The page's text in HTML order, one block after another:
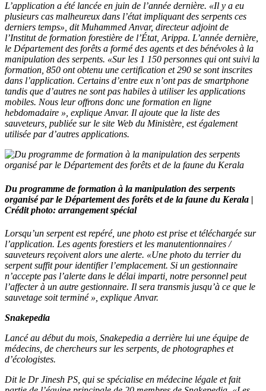
L’application a été lancée en juin de l’année dernière. «Il y a eu
plusieurs cas malheureux dans l’état impliquant des serpents ces
derniers temps», dit Muhammed Anvar, directeur adjoint de
l’Institut de formation forestière de l’État, Arippa. L’année dernière,
le Département des forêts a formé des agents et des bénévoles à la
manipulation des serpents. «Sur les 1 150 personnes qui ont suivi la
formation, 850 ont obtenu une certification et 290 se sont inscrites
dans l’application. Certains d’entre eux n’ont pas de smartphone
tandis que d’autres ne sont pas habiles à utiliser les applications
mobiles. Nous leur offrons donc une formation en ligne
hebdomadaire », explique Anvar. Il ajoute que la liste des
sauveteurs, publiée sur le site Web du Ministère, est également
utilisée par d’autres applications.
Du programme de formation à la manipulation des serpents
organisé par le Département des forêts et de la faune du Kerala |
Crédit photo: arrangement spécial
Lorsqu’un serpent est repéré, une photo est prise et téléchargée sur
l’application. Les agents forestiers et les manutentionnaires /
sauveteurs reçoivent alors une alerte. «Une photo du terrier du
serpent suffit pour identifier l’emplacement. Si un gestionnaire
n’accepte pas l’alerte dans le délai imparti, notre personnel peut
l’affecter à un autre gestionnaire. Il sera transmis jusqu’à ce que le
sauvetage soit terminé », explique Anvar.
Snakepedia
Lancé au début du mois, Snakepedia a derrière lui une équipe de
médecins, de chercheurs sur les serpents, de photographes et
d’écologistes.
Dit le Dr Jinesh PS, qui se spécialise en médecine légale et fait